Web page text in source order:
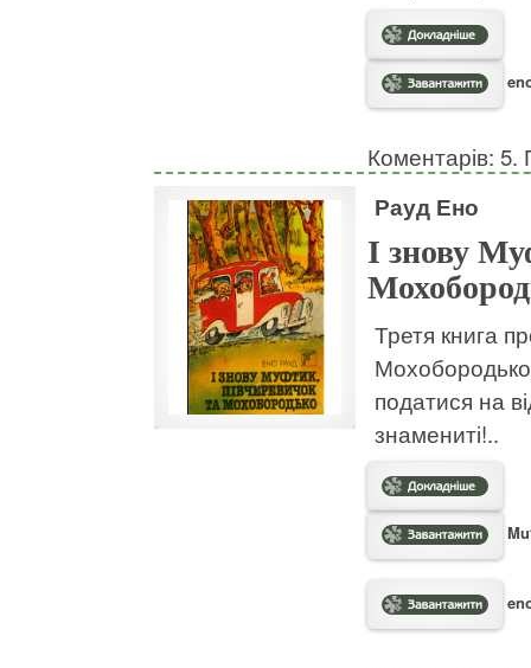
Коментарів: 5.
Рауд Ено
І знову
Третя книга
Мохобородько
податися на
знамениті!..